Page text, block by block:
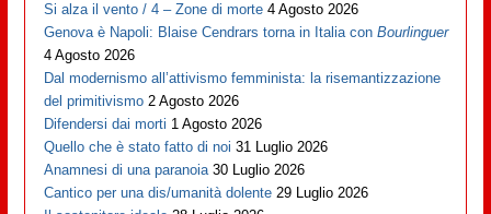
Si alza il vento / 4 – Zone di morte 4 Agosto 2026
Genova è Napoli: Blaise Cendrars torna in Italia conBourlinguer
4 Agosto 2026
Dal modernismo all’attivismo femminista: la risemantizzazione
del primitivismo 2 Agosto 2026
Difendersi dai morti 1 Agosto 2026
Quello che è stato fatto di noi 31 Luglio 2026
Anamnesi di una paranoia 30 Luglio 2026
Cantico per una dis/umanità dolente 29 Luglio 2026